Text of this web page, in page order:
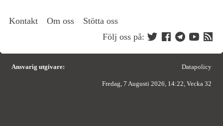
Kontakt Om oss
Stötta oss
Följ oss på:
Ansvarig utgivare: Datapolicy
Fredag, 7 Augusti 2026, 14:22, Vecka 32